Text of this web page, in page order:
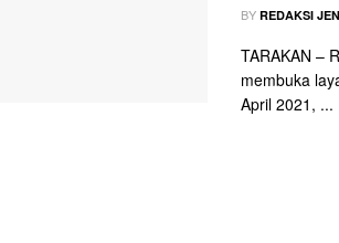
BY REDAKSI
TARAKAN –
membuka
April 2021, ...